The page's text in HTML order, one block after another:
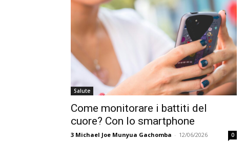
Salute
Come monitorare i battiti del
cuore? Con lo smartphone
3 Michael Joe Munyua Gachomba - 12/06/2026 0